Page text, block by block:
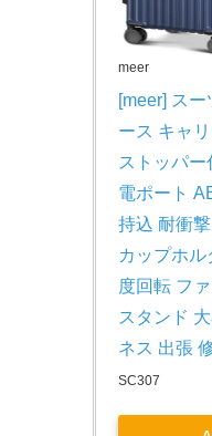
meer
[meer] ス
ース キャ
ストッパ
電ポート
持込 耐衝
カップホ
度回転 フ
スタンド
ネス 出張
SC307